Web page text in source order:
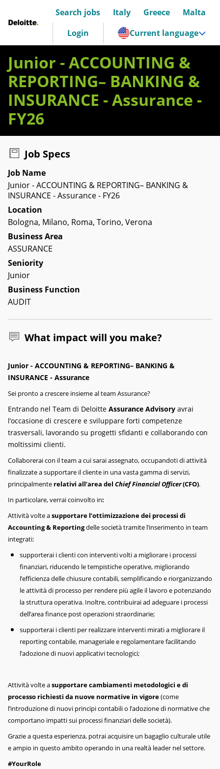
Deloitte Italia
Search jobs Italy Greece
Malta
Login
Current language
Junior - ACCOUNTING &
REPORTING– BANKING &
INSURANCE - Assurance -
FY26
Job Specs
Job Name
Junior - ACCOUNTING & REPORTING– BANKING &
INSURANCE - Assurance - FY26
Location
Bologna, Milano, Roma, Torino, Verona
Business Area
ASSURANCE
Seniority
Junior
Business Function
AUDIT
What impact will you make?
Junior - ACCOUNTING & REPORTING– BANKING &
INSURANCE - Assurance
Sei pronto a crescere insieme al team Assurance?
Entrando nel Team di Deloitte Assurance Advisory avrai
l’occasione di crescere e sviluppare forti competenze
trasversali, lavorando su progetti sfidanti e collaborando con
moltissimi clienti.
Collaborerai con il team a cui sarai assegnato, occupandoti di attività
finalizzate a supportare il cliente in una vasta gamma di servizi,
principalmente relativi all’area del Chief Financial Officer(CFO).
In particolare, verrai coinvolto in:
Attività volte asupportare l’ottimizzazione dei processi di
Accounting & Reportingdelle società tramite l’inserimento in team
integrati:
supporterai i clienti con interventi volti a migliorare i processi
finanziari, riducendo le tempistiche operative, migliorando
l’efficienza delle chiusure contabili, semplificando e riorganizzando
le attività di processo per rendere più agile il lavoro e potenziando
la struttura operativa. Inoltre, contribuirai ad adeguare i processi
dell’area finance post operazioni straordinarie;
supporterai i clienti per realizzare interventi mirati a migliorare il
reporting contabile, manageriale e regolamentare facilitando
l’adozione di nuovi applicativi tecnologici;
Attività volte asupportare cambiamenti metodologici e di
processo richiesti da nuove normative in vigore(come
l’introduzione di nuovi principi contabili o l’adozione di normative che
comportano impatti sui processi finanziari delle società).
Grazie a questa esperienza, potrai acquisire un bagaglio culturale utile
e ampio in questo ambito operando in una realtà leader nel settore.
#YourRole